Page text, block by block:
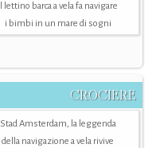
Il lettino barca a vela fa navigare
i bimbi in un mare di sogni
CROCIERE
Stad Amsterdam, la leggenda
della navigazione a vela rivive